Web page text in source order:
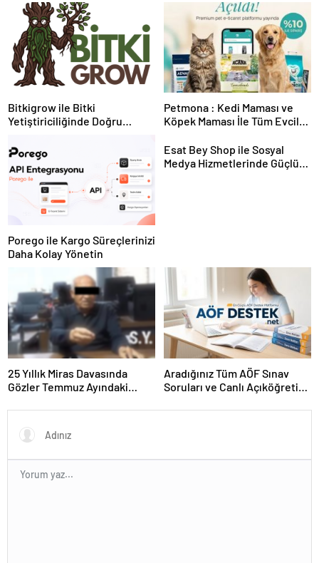
Bitkigrow ile Bitki
Yetiştiriciliğinde Doğru
Petmona : Kedi Maması ve
Köpek Maması İle Tüm Evcil
Porego ile Kargo Süreçlerinizi
Daha Kolay Yönetin
Esat Bey Shop ile Sosyal
Medya Hizmetlerinde Güçlü
25 Yıllık Miras Davasında
Gözler Temmuz Ayındaki
Aradığınız Tüm AÖF Sınav
Soruları ve Canlı Açıköğretim